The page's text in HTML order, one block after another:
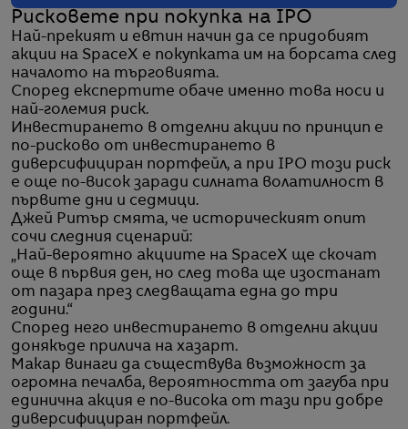
Рисковете при покупка на IPO
Най-прекият и евтин начин да се придобият
акции на SpaceX е покупката им на борсата след
началото на търговията.
Според експертите обаче именно това носи и
най-големия риск.
Инвестирането в отделни акции по принцип е
по-рисково от инвестирането в
диверсифициран портфейл, а при IPO този риск
е още по-висок заради силната волатилност в
първите дни и седмици.
Джей Ритър смята, че историческият опит
сочи следния сценарий:
„Най-вероятно акциите на SpaceX ще скочат
още в първия ден, но след това ще изостанат
от пазара през следващата една до три
години.“
Според него инвестирането в отделни акции
донякъде прилича на хазарт.
Макар винаги да съществува възможност за
огромна печалба, вероятността от загуба при
единична акция е по-висока от тази при добре
диверсифициран портфейл.